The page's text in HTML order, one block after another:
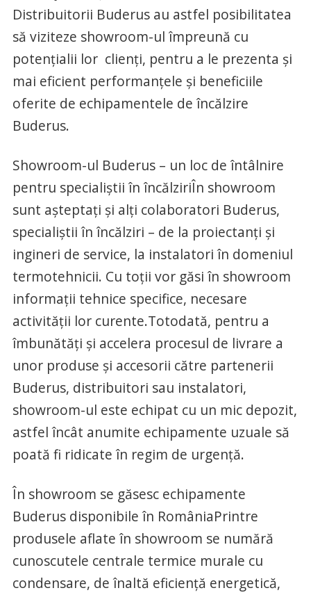
Distribuitorii Buderus au astfel posibilitatea
să viziteze showroom-ul împreună cu
potenţialii lor clienţi, pentru a le prezenta şi
mai eficient performanţele şi beneficiile
oferite de echipamentele de încălzire
Buderus.
Showroom-ul Buderus – un loc de întâlnire
pentru specialiştii în încălziriÎn showroom
sunt aşteptaţi şi alţi colaboratori Buderus,
specialiştii în încălziri – de la proiectanţi şi
ingineri de service, la instalatori în domeniul
termotehnicii. Cu toţii vor găsi în showroom
informaţii tehnice specifice, necesare
activităţii lor curente.Totodată, pentru a
îmbunătăţi şi accelera procesul de livrare a
unor produse şi accesorii către partenerii
Buderus, distribuitori sau instalatori,
showroom-ul este echipat cu un mic depozit,
astfel încât anumite echipamente uzuale să
poată fi ridicate în regim de urgenţă.
În showroom se găsesc echipamente
Buderus disponibile în RomâniaPrintre
produsele aflate în showroom se numără
cunoscutele centrale termice murale cu
condensare, de înaltă eficienţă energetică,